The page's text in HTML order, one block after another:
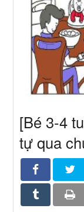
[Bé 3-4
tự qua